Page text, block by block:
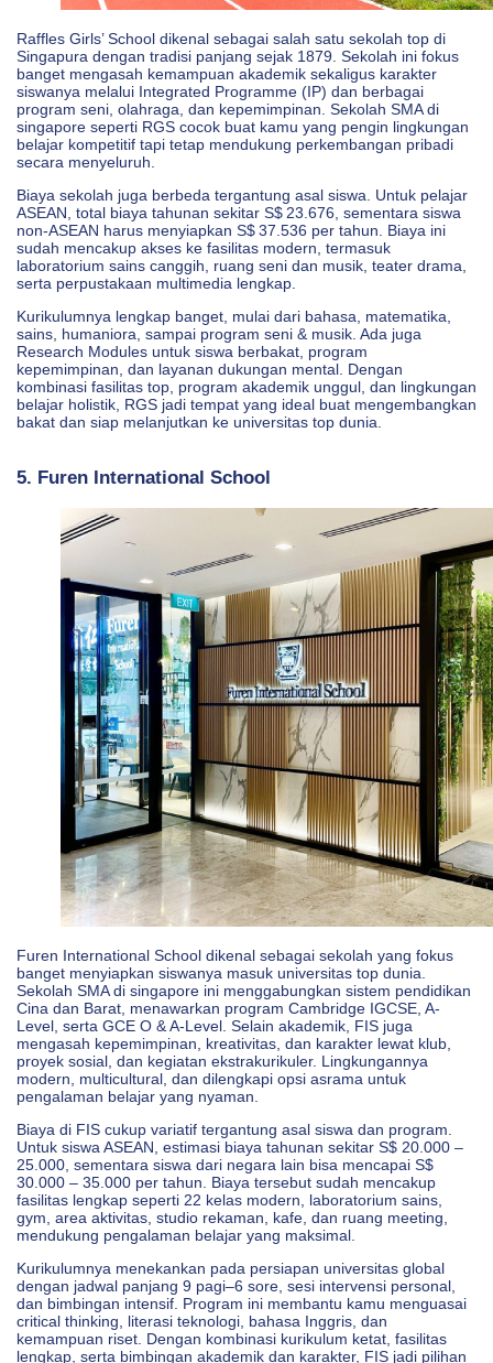
Raffles Girls’ School dikenal sebagai salah satu sekolah top di
Singapura dengan tradisi panjang sejak 1879. Sekolah ini fokus
banget mengasah kemampuan akademik sekaligus karakter
siswanya melalui Integrated Programme (IP) dan berbagai
program seni, olahraga, dan kepemimpinan. Sekolah SMA di
singapore seperti RGS cocok buat kamu yang pengin lingkungan
belajar kompetitif tapi tetap mendukung perkembangan pribadi
secara menyeluruh.
Biaya sekolah juga berbeda tergantung asal siswa. Untuk pelajar
ASEAN, total biaya tahunan sekitar S$ 23.676, sementara siswa
non-ASEAN harus menyiapkan S$ 37.536 per tahun. Biaya ini
sudah mencakup akses ke fasilitas modern, termasuk
laboratorium sains canggih, ruang seni dan musik, teater drama,
serta perpustakaan multimedia lengkap.
Kurikulumnya lengkap banget, mulai dari bahasa, matematika,
sains, humaniora, sampai program seni & musik. Ada juga
Research Modules untuk siswa berbakat, program
kepemimpinan, dan layanan dukungan mental. Dengan
kombinasi fasilitas top, program akademik unggul, dan lingkungan
belajar holistik, RGS jadi tempat yang ideal buat mengembangkan
bakat dan siap melanjutkan ke universitas top dunia.
5. Furen International School
Furen International School dikenal sebagai sekolah yang fokus
banget menyiapkan siswanya masuk universitas top dunia.
Sekolah SMA di singapore ini menggabungkan sistem pendidikan
Cina dan Barat, menawarkan program Cambridge IGCSE, A-
Level, serta GCE O & A-Level. Selain akademik, FIS juga
mengasah kepemimpinan, kreativitas, dan karakter lewat klub,
proyek sosial, dan kegiatan ekstrakurikuler. Lingkungannya
modern, multicultural, dan dilengkapi opsi asrama untuk
pengalaman belajar yang nyaman.
Biaya di FIS cukup variatif tergantung asal siswa dan program.
Untuk siswa ASEAN, estimasi biaya tahunan sekitar S$ 20.000 –
25.000, sementara siswa dari negara lain bisa mencapai S$
30.000 – 35.000 per tahun. Biaya tersebut sudah mencakup
fasilitas lengkap seperti 22 kelas modern, laboratorium sains,
gym, area aktivitas, studio rekaman, kafe, dan ruang meeting,
mendukung pengalaman belajar yang maksimal.
Kurikulumnya menekankan pada persiapan universitas global
dengan jadwal panjang 9 pagi–6 sore, sesi intervensi personal,
dan bimbingan intensif. Program ini membantu kamu menguasai
critical thinking, literasi teknologi, bahasa Inggris, dan
kemampuan riset. Dengan kombinasi kurikulum ketat, fasilitas
lengkap, serta bimbingan akademik dan karakter, FIS jadi pilihan